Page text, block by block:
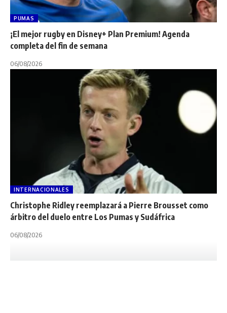
PUMAS
¡El mejor rugby en Disney+ Plan Premium! Agenda
completa del fin de semana
06/08/2026
INTERNACIONALES
Christophe Ridley reemplazará a Pierre Brousset como
árbitro del duelo entre Los Pumas y Sudáfrica
06/08/2026